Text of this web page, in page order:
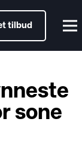
tilbud
sone